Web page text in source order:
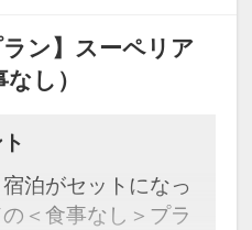
ラン】スーペリア
し）
泊がセットになっ
＜食事なし＞プラ